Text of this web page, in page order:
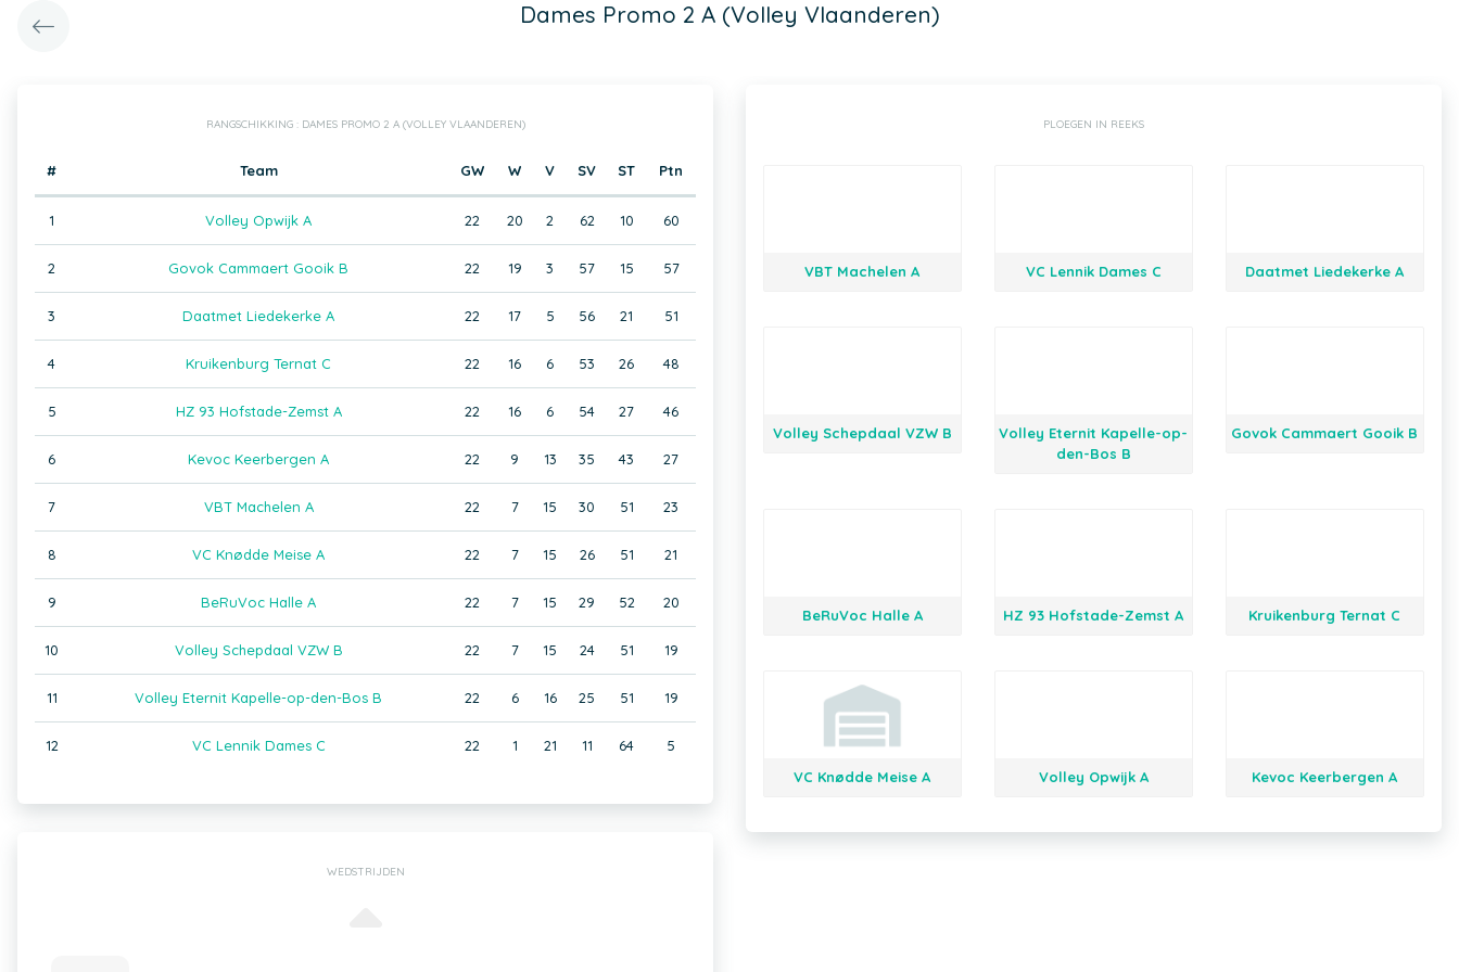
Dames Promo 2 A (Volley Vlaanderen)
RANGSCHIKKING : DAMES PROMO 2 A (VOLLEY VLAANDEREN)
# Team GW W V SV ST Ptn
1 Volley Opwijk A 22 20 2 62 10 60
2 Govok Cammaert Gooik B 22 19 3 57 15 57
3 Daatmet Liedekerke A 22 17 5 56 21 51
4 Kruikenburg Ternat C 22 16 6 53 26 48
5 HZ 93 Hofstade-Zemst A 22 16 6 54 27 46
6 Kevoc Keerbergen A 22 9 13 35 43 27
7 VBT Machelen A 22 7 15 30 51 23
8 VC Knødde Meise A 22 7 15 26 51 21
9 BeRuVoc Halle A 22 7 15 29 52 20
10 Volley Schepdaal VZW B 22 7 15 24 51 19
11 Volley Eternit Kapelle-op-den-Bos B 22 6 16 25 51 19
12 VC Lennik Dames C 22 1 21 11 64 5
PLOEGEN IN REEKS
VBT Machelen A VC Lennik Dames C Daatmet Liedekerke A
Volley Schepdaal VZW B
Volley Eternit Kapelle-op-
den-Bos B
Govok Cammaert Gooik B
BeRuVoc Halle A HZ 93 Hofstade-Zemst A Kruikenburg Ternat C
VC Knødde Meise A Volley Opwijk A Kevoc Keerbergen A
WEDSTRIJDEN